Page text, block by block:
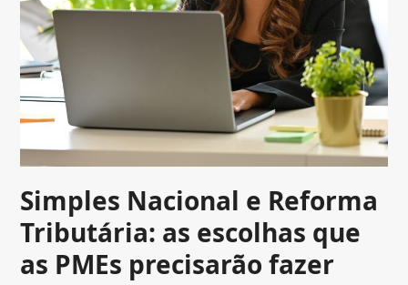
Simples Nacional e Reforma
Tributária: as escolhas que
as PMEs precisarão fazer